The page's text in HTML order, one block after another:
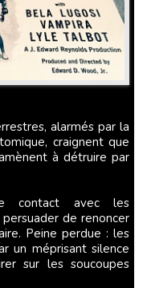
craignent que
à détruire par
contact avec les
de renoncer
Peine perdue : les
un méprisant silence
sur les soucoupes